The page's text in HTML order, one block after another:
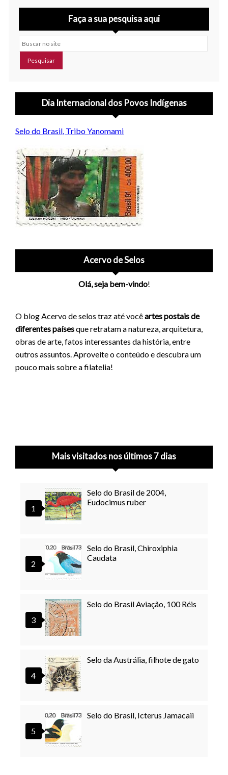
Faça a sua pesquisa aqui
Buscar no site
Dia Internacional dos Povos Indígenas
Selo do Brasil, Tribo Yanomami
Acervo de Selos
Olá, seja bem-vindo!
O blog Acervo de selos traz até vocêartes postais de
diferentes paísesque retratam a natureza, arquitetura,
obras de arte, fatos interessantes da história, entre
outros assuntos. Aproveite o conteúdo e descubra um
pouco mais sobre a filatelia!
Mais visitados nos últimos 7 dias
Selo do Brasil de 2004,
Eudocimus ruber
Selo do Brasil, Chiroxiphia
Caudata
Selo do Brasil Aviação, 100 Réis
Selo da Austrália, filhote de gato
Selo do Brasil, Icterus Jamacaii